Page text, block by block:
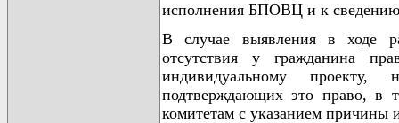
исполнения БПОВЦ и к сведению
В случае выявления в ходе
отсутствия у гражданина
индивидуальному проекту,
подтверждающих это право, в
комитетам с указанием причины